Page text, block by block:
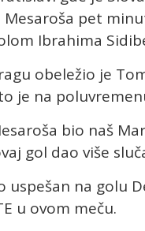
Mesaroša pet
Ibrahima
obeležio je
je na
bio naš
gol dao više
uspešan na golu
u ovom meču.